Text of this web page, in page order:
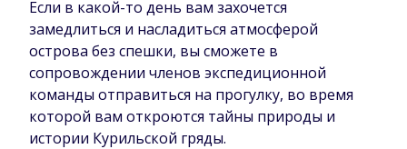
Если в какой-то день вам захочется
замедлиться и насладиться атмосферой
острова без спешки, вы сможете в
сопровождении членов экспедиционной
команды отправиться на прогулку, во время
которой вам откроются тайны природы и
истории Курильской гряды.